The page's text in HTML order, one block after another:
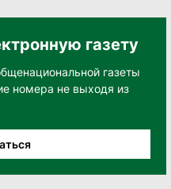
газету
газеты
номера не выходя из